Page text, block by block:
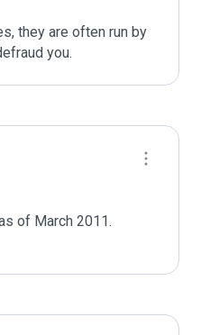
they are often run by
you.
of March 2011.